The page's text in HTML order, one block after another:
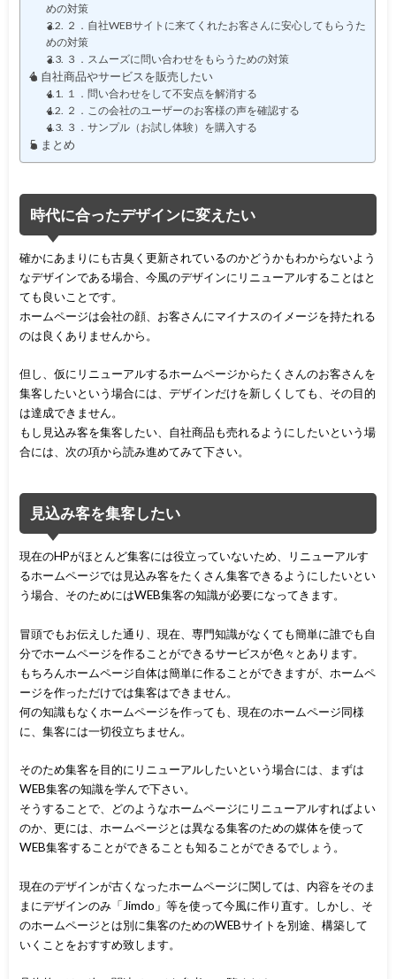
めの対策
２．自社WEBサイトに来てくれたお客さんに安心してもらうた
めの対策
３．スムーズに問い合わせをもらうための対策
自社商品やサービスを販売したい
１．問い合わせをして不安点を解消する
２．この会社のユーザーのお客様の声を確認する
３．サンプル（お試し体験）を購入する
まとめ
時代に合ったデザインに変えたい
確かにあまりにも古臭く更新されているのかどうかもわからないよう
なデザインである場合、今風のデザインにリニューアルすることはと
ても良いことです。
ホームページは会社の顔、お客さんにマイナスのイメージを持たれる
のは良くありませんから。
但し、仮にリニューアルするホームページからたくさんのお客さんを
集客したいという場合には、デザインだけを新しくしても、その目的
は達成できません。
もし見込み客を集客したい、自社商品も売れるようにしたいという場
合には、次の項から読み進めてみて下さい。
見込み客を集客したい
現在のHPがほとんど集客には役立っていないため、リニューアルす
るホームページでは見込み客をたくさん集客できるようにしたいとい
う場合、そのためにはWEB集客の知識が必要になってきます。
冒頭でもお伝えした通り、現在、専門知識がなくても簡単に誰でも自
分でホームページを作ることができるサービスが色々とあります。
もちろんホームページ自体は簡単に作ることができますが、ホームペ
ージを作っただけでは集客はできません。
何の知識もなくホームページを作っても、現在のホームページ同様
に、集客には一切役立ちません。
そのため集客を目的にリニューアルしたいという場合には、まずは
WEB集客の知識を学んで下さい。
そうすることで、どのようなホームページにリニューアルすればよい
のか、更には、ホームページとは異なる集客のための媒体を使って
WEB集客することができることも知ることができるでしょう。
現在のデザインが古くなったホームページに関しては、内容をそのま
まにデザインのみ「Jimdo」等を使って今風に作り直す。しかし、そ
のホームページとは別に集客のためのWEBサイトを別途、構築して
いくことをおすすめ致します。